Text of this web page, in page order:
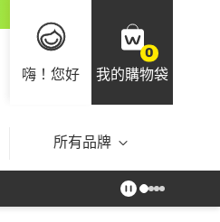
嗨！您好
0
我的購物袋
所有品牌